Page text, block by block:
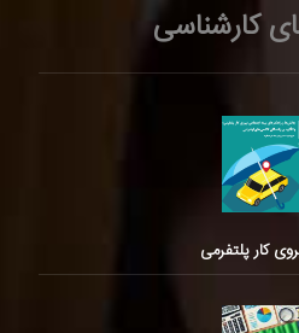
کارشناسی
کار پلتفرمی